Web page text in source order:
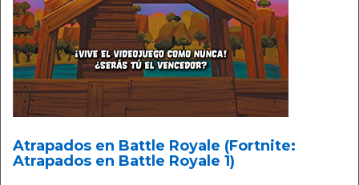
Atrapados en Battle Royale (Fortnite:
Atrapados en Battle Royale 1)